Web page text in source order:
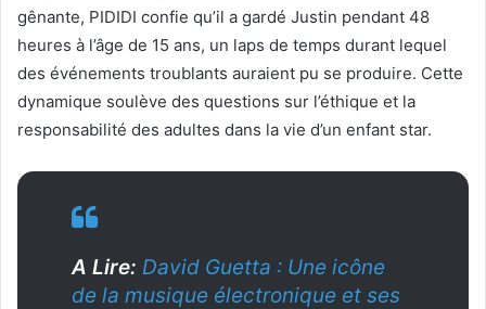
gênante, PIDIDI confie qu’il a gardé Justin pendant 48
heures à l’âge de 15 ans, un laps de temps durant lequel
des événements troublants auraient pu se produire. Cette
dynamique soulève des questions sur l’éthique et la
responsabilité des adultes dans la vie d’un enfant star.
A Lire: David Guetta : Une icône
de la musique électronique et ses